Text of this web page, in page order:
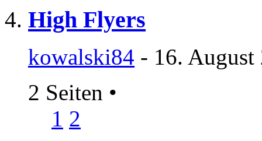
High Flyers
kowalski84 - 16.
2 Seiten •
1 2